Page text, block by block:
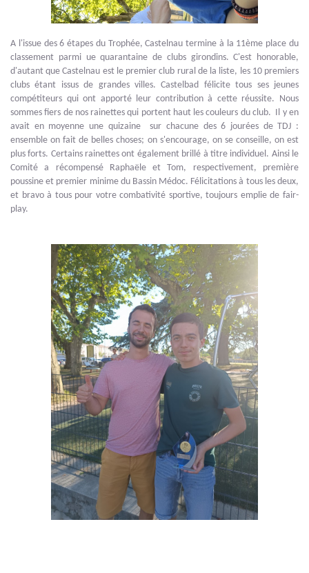
A l'issue des 6 étapes du Trophée, Castelnau termine à la 11ème place du
classement parmi ue quarantaine de clubs girondins. C'est honorable,
d'autant que Castelnau est le premier club rural de la liste, les 10 premiers
clubs étant issus de grandes villes. Castelbad félicite tous ses jeunes
compétiteurs qui ont apporté leur contribution à cette réussite. Nous
sommes fiers de nos rainettes qui portent haut les couleurs du club. Il y en
avait en moyenne une quizaine sur chacune des 6 jourées de TDJ :
ensemble on fait de belles choses; on s'encourage, on se conseille, on est
plus forts. Certains rainettes ont également brillé à titre individuel. Ainsi le
Comité a récompensé Raphaële et Tom, respectivement, première
poussine et premier minime du Bassin Médoc. Félicitations à tous les deux,
et bravo à tous pour votre combativité sportive, toujours emplie de fair-
play.